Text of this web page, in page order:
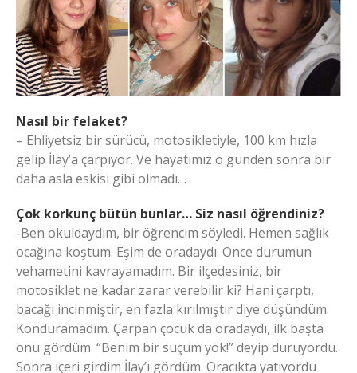
Nasıl bir felaket?
– Ehliyetsiz bir sürücü, motosikletiyle, 100 km hızla
gelip İlay’a çarpıyor. Ve hayatımız o günden sonra bir
daha asla eskisi gibi olmadı…
Çok korkunç bütün bunlar… Siz nasıl öğrendiniz?
-Ben okuldaydım, bir öğrencim söyledi. Hemen sağlık
ocağına koştum. Eşim de oradaydı. Önce durumun
vehametini kavrayamadım. Bir ilçedesiniz, bir
motosiklet ne kadar zarar verebilir ki? Hani çarptı,
bacağı incinmiştir, en fazla kırılmıştır diye düşündüm.
Konduramadım. Çarpan çocuk da oradaydı, ilk başta
onu gördüm. “Benim bir suçum yok!” deyip duruyordu.
Sonra içeri girdim İlay’ı gördüm. Oracıkta yatıyordu